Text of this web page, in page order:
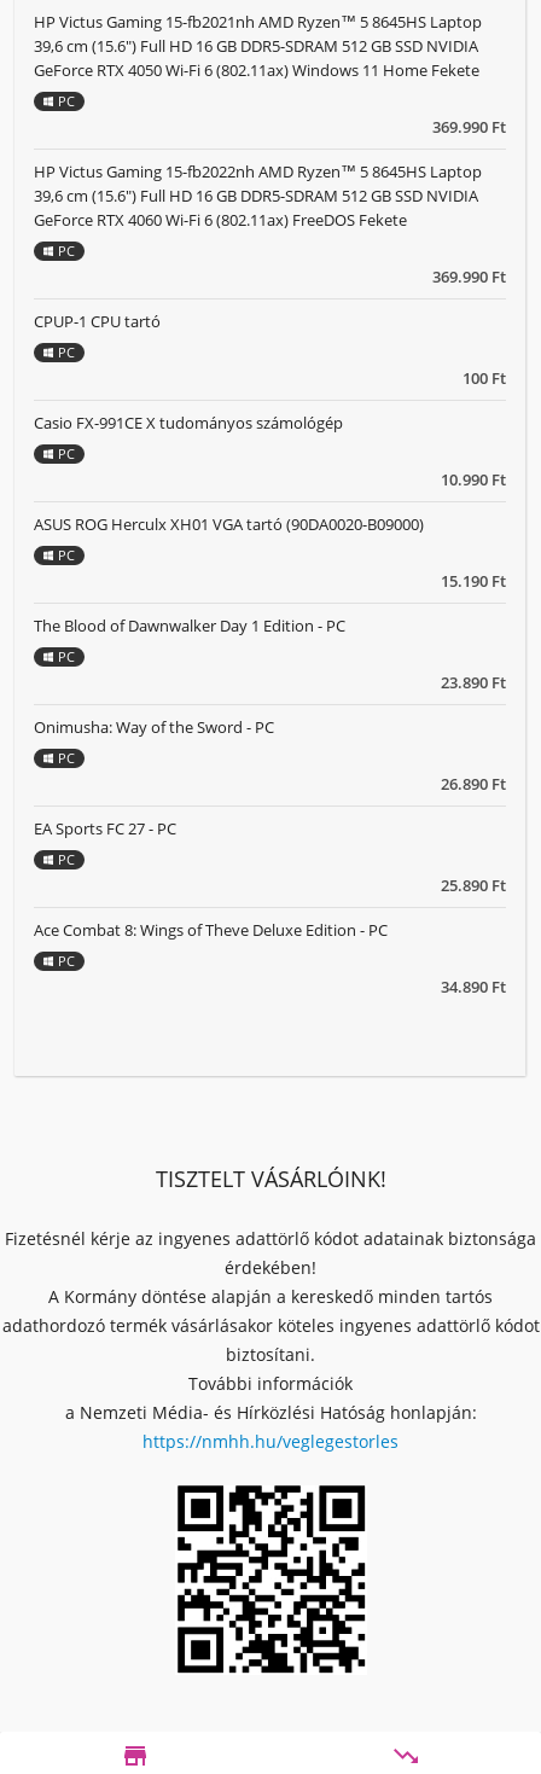
369.990 Ft
HP Victus Gaming 15-fb2021nh AMD Ryzen™ 5 8645HS Laptop
39,6 cm (15.6") Full HD 16 GB DDR5-SDRAM 512 GB SSD NVIDIA
GeForce RTX 4050 Wi-Fi 6 (802.11ax) Windows 11 Home Fekete
PC
369.990 Ft
HP Victus Gaming 15-fb2022nh AMD Ryzen™ 5 8645HS Laptop
39,6 cm (15.6") Full HD 16 GB DDR5-SDRAM 512 GB SSD NVIDIA
GeForce RTX 4060 Wi-Fi 6 (802.11ax) FreeDOS Fekete
PC
100 Ft
CPUP-1 CPU tartó
PC
10.990 Ft
Casio FX-991CE X tudományos számológép
PC
15.190 Ft
ASUS ROG Herculx XH01 VGA tartó (90DA0020-B09000)
PC
23.890 Ft
The Blood of Dawnwalker Day 1 Edition - PC
PC
26.890 Ft
Onimusha: Way of the Sword - PC
PC
25.890 Ft
EA Sports FC 27 - PC
PC
34.890 Ft
Ace Combat 8: Wings of Theve Deluxe Edition - PC
PC
TISZTELT VÁSÁRLÓINK!
Fizetésnél kérje az ingyenes adattörlő kódot adatainak biztonsága
érdekében!
A Kormány döntése alapján a kereskedő minden tartós
adathordozó termék vásárlásakor köteles ingyenes adattörlő kódot
biztosítani.
További információk
a Nemzeti Média- és Hírközlési Hatóság honlapján:
https://nmhh.hu/veglegestorles
 